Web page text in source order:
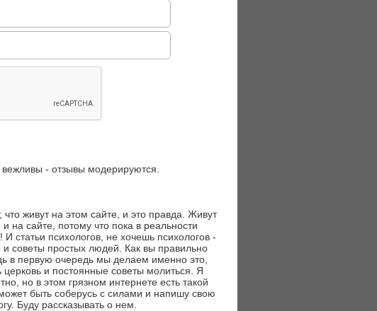
- отзывы модерируются.
живут на этом сайте, и это правда. Живут
сайте, потому что пока в реальности
статьи психологов, не хочешь психологов -
советы простых людей. Как вы правильно
в первую очередь мы делаем именно это,
и постоянные советы молиться. Я
но в этом грязном интернете есть такой
быть соберусь с силами и напишу свою
Буду рассказывать о нем.